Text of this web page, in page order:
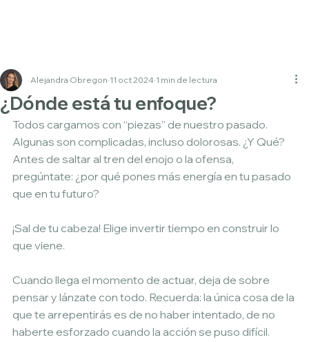
¿Dónde está tu enfoque?
Alejandra Obregon 11 oct 2024 1 min de lectura
Todos cargamos con “piezas” de nuestro pasado.
Algunas son complicadas, incluso dolorosas. ¿Y Qué?
Antes de saltar al tren del enojo o la ofensa,
pregúntate: ¿por qué pones más energía en tu pasado
que en tu futuro?
¡Sal de tu cabeza! Elige invertir tiempo en construir lo
que viene.
Cuando llega el momento de actuar, deja de sobre
pensar y lánzate con todo. Recuerda: la única cosa de la
que te arrepentirás es de no haber intentado, de no
haberte esforzado cuando la acción se puso difícil.